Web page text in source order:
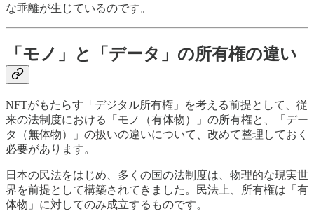
な乖離が生じているのです。
「モノ」と「データ」の所有権の違い
NFTがもたらす「デジタル所有権」を考える前提として、従
来の法制度における「モノ（有体物）」の所有権と、「デー
タ（無体物）」の扱いの違いについて、改めて整理しておく
必要があります。
日本の民法をはじめ、多くの国の法制度は、物理的な現実世
界を前提として構築されてきました。民法上、所有権は「有
体物」に対してのみ成立するものです。